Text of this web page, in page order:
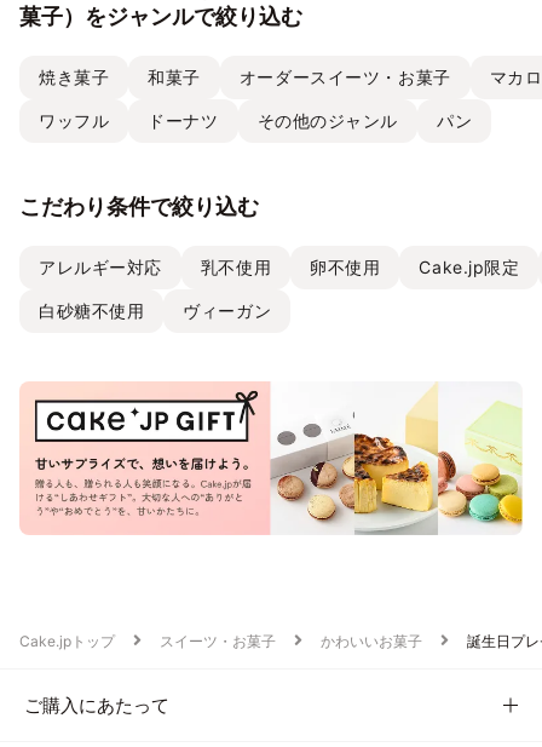
菓子）をジャンルで絞り込む
焼き菓子 和菓子 オーダースイーツ・お菓子 マカ
ワッフル ドーナツ その他のジャンル パン
こだわり条件で絞り込む
アレルギー対応 乳不使用 卵不使用 Cake.jp限定
白砂糖不使用 ヴィーガン
Cake.jpトップ スイーツ・お菓子 かわいいお菓子 誕生日プ
ご購入にあたって